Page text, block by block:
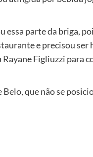
essa parte da briga,
e precisou
Figliuzzi para
que não se